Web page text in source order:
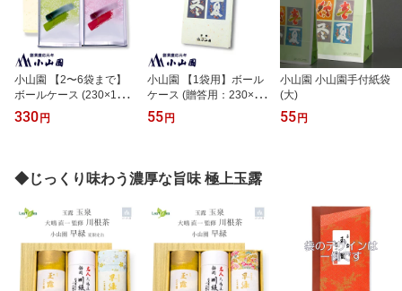
小山園 【2〜6袋まで】
ボールケース (230×110
mm袋専用)
330円
小山園 【1袋用】ボール
ケース (贈答用：230×11
0mm袋専用)
55円
小山園 小山園手付紙袋
(大)
55円
◆じっくり味わう濃厚な旨味 極上玉露